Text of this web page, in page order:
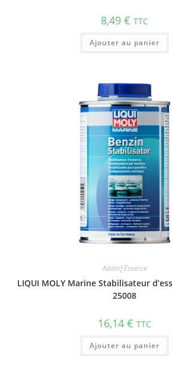
8,49 € TTC
Ajouter au panier
Additif Essence
LIQUI MOLY Marine Stabi­li­sa­teur
25008
16,14 € TTC
Ajouter au panier